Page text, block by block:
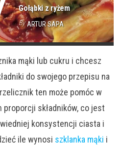
Gołąbki z ryżem
By ARTUR SAPA
mąki lub cukru i chcesz
do swojego przepisu na
ten może pomóc w
składników, co jest
konsystencji ciasta i
ile wynosi szklanka mąki i